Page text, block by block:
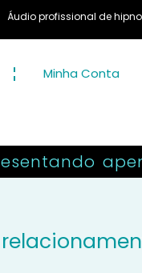
de hipnose em
Minha Conta